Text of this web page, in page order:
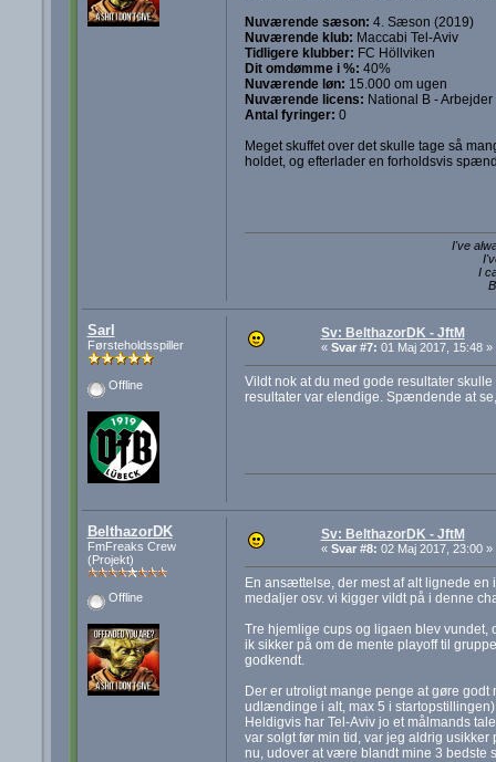
Nuværende sæson: 4. Sæson (2019)
Nuværende klub: Maccabi Tel-Aviv
Tidligere klubber: FC Höllviken
Dit omdømme i %: 40%
Nuværende løn: 15.000 om ugen
Nuværende licens: National B - Arbejder
Antal fyringer: 0
Meget skuffet over det skulle tage så
holdet, og efterlader en forholdsvis
I've
I
Sarl
Førsteholdsspiller
Offline
Sv: BelthazorDK - JftM
« Svar #7: 01 Maj 2017, 15:48 »
Vildt nok at du med gode resultater
resultater var elendige. Spændende at
BelthazorDK
FmFreaks Crew
(Projekt)
Offline
Sv: BelthazorDK - JftM
« Svar #8: 02 Maj 2017, 23:00 »
En ansættelse, der mest af alt lignede
medaljer osv. vi kigger vildt på i denne
Tre hjemlige cups og ligaen blev vundet,
ik sikker på om de mente playoff til
godkendt.
Der er utroligt mange penge at gøre
udlændinge i alt, max 5 i
Heldigvis har Tel-Aviv jo et målmands
var solgt før min tid, var jeg aldrig
nu, udover at være blandt mine 3 bedste